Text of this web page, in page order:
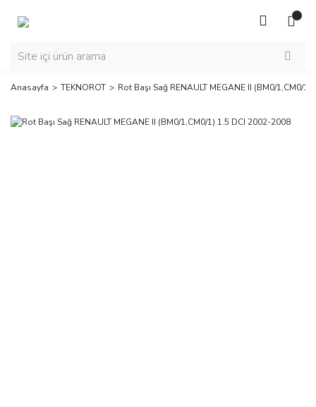
Anasayfa TEKNOROT Rot Başı Sağ RENAULT MEGANE II (BM0/1,CM0/